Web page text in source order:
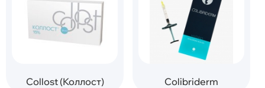
Collost (Коллост) Colibriderm